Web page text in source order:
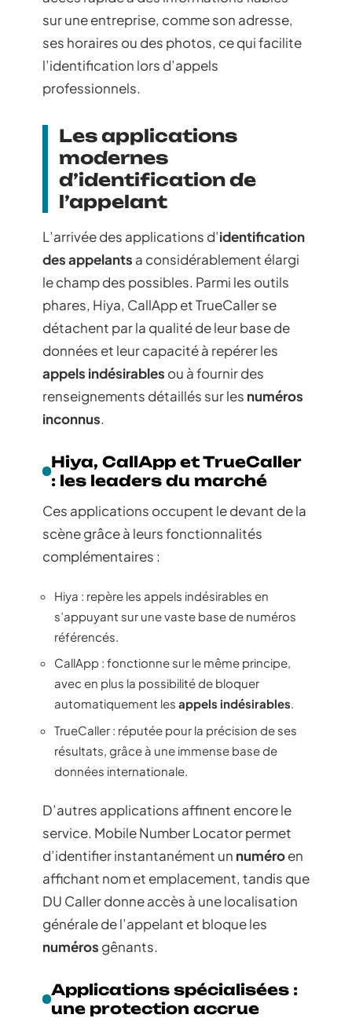
sur une entreprise, comme son adresse,
ses horaires ou des photos, ce qui facilite
l’identification lors d’appels
professionnels.
Les applications
modernes
d’identification de
l’appelant
L’arrivée des applications d’identification
des appelants a considérablement élargi
le champ des possibles. Parmi les outils
phares, Hiya, CallApp et TrueCaller se
détachent par la qualité de leur base de
données et leur capacité à repérer les
appels indésirables ou à fournir des
renseignements détaillés sur les numéros
inconnus.
Hiya, CallApp et TrueCaller
: les leaders du marché
Ces applications occupent le devant de la
scène grâce à leurs fonctionnalités
complémentaires :
Hiya : repère les appels indésirables en
s’appuyant sur une vaste base de numéros
référencés.
CallApp : fonctionne sur le même principe,
avec en plus la possibilité de bloquer
automatiquement les appels indésirables.
TrueCaller : réputée pour la précision de ses
résultats, grâce à une immense base de
données internationale.
D’autres applications affinent encore le
service. Mobile Number Locator permet
d’identifier instantanément un numéroen
affichant nom et emplacement, tandis que
DU Caller donne accès à une localisation
générale de l’appelant et bloque les
numéros gênants.
Applications spécialisées :
une protection accrue